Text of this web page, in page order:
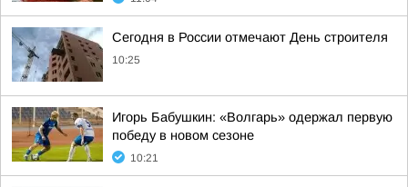
Сегодня в России отмечают День строителя
10:25
Игорь Бабушкин: «Волгарь» одержал первую
победу в новом сезоне
10:21